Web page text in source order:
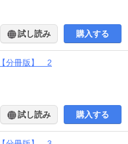
試し読み 購入する
分冊版】 2
試し読み 購入する